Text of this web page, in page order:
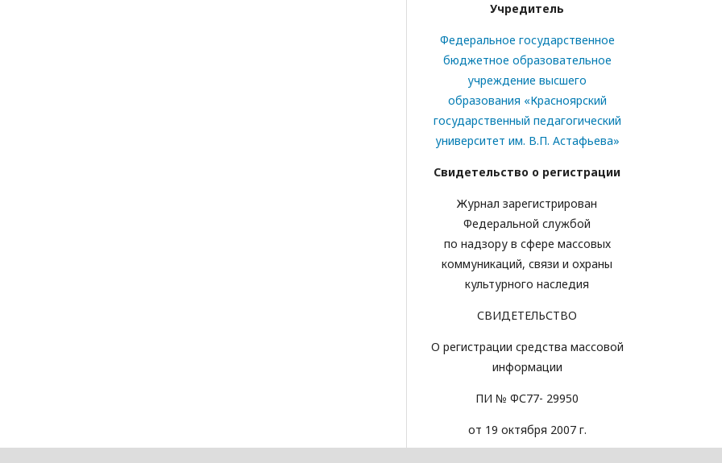
Учредитель
Федеральное государственное
бюджетное образовательное
учреждение высшего
образования «Красноярский
государственный педагогический
университет им. В.П. Астафьева»
Свидетельство о регистрации
Журнал зарегистрирован
Федеральной службой
по надзору в сфере массовых
коммуникаций, связи и охраны
культурного наследия
СВИДЕТЕЛЬСТВО
О регистрации средства массовой
информации
ПИ № ФС77- 29950
от 19 октября 2007 г.